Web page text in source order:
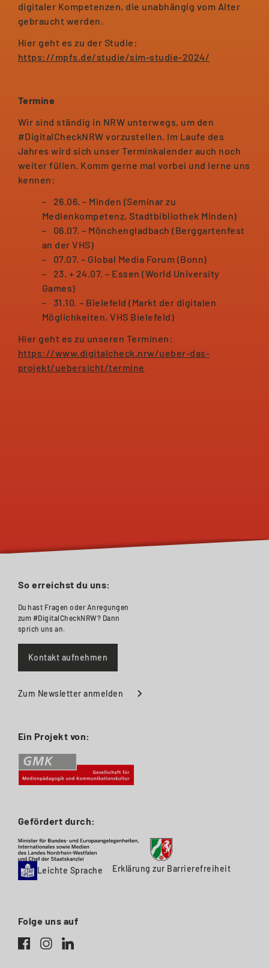
digitaler Kompetenzen, die unabhängig vom Alter
gebraucht werden.
Hier geht es zu der Studie:
https://mpfs.de/studie/sim-studie-2024/
Termine
Wir sind ständig in NRW unterwegs, um den
#DigitalCheckNRW vorzustellen. Im Laufe des
Jahres wird sich unser Terminkalender auch noch
weiter füllen. Komm gerne mal vorbei und lerne uns
kennen:
26.06. – Minden (Seminar zu
Medienkompetenz, Stadtbibliothek Minden)
06.07. – Mönchengladbach (Berggartenfest
an der VHS)
07.07. – Global Media Forum (Bonn)
23. + 24.07. – Essen (World University
Games)
31.10. – Bielefeld (Markt der digitalen
Möglichkeiten, VHS Bielefeld)
Hier geht es zu unseren Terminen:
https://www.digitalcheck.nrw/ueber-das-
projekt/uebersicht/termine
Ein Projekt von:
So erreichst du uns:
Du hast Fragen oder Anregungen
zum #DigitalCheckNRW? Dann
sprich uns an.
Kontakt aufnehmen
Zum Newsletter anmelden
Gefördert durch:
Leichte Sprache Erklärung zur Barrierefreiheit
Folge uns auf